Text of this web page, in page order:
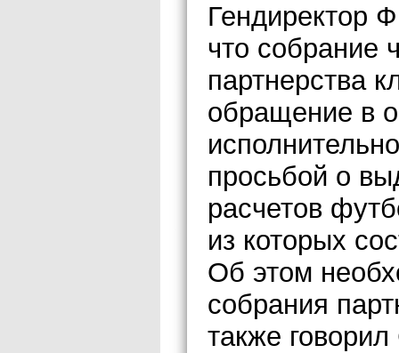
Гендиректор
что собрание
партнерства
обращение в
просьбой о
расчетов
из которых
Об этом
собрания
также